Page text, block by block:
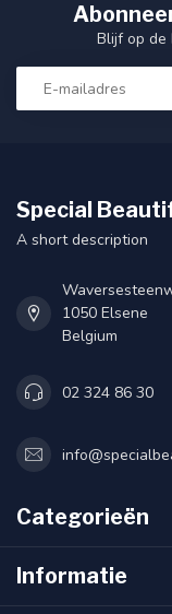
Blijf op de
Special
A short description
1050 Elsene
Belgium
02 324 86 30
Categorieën
Informatie